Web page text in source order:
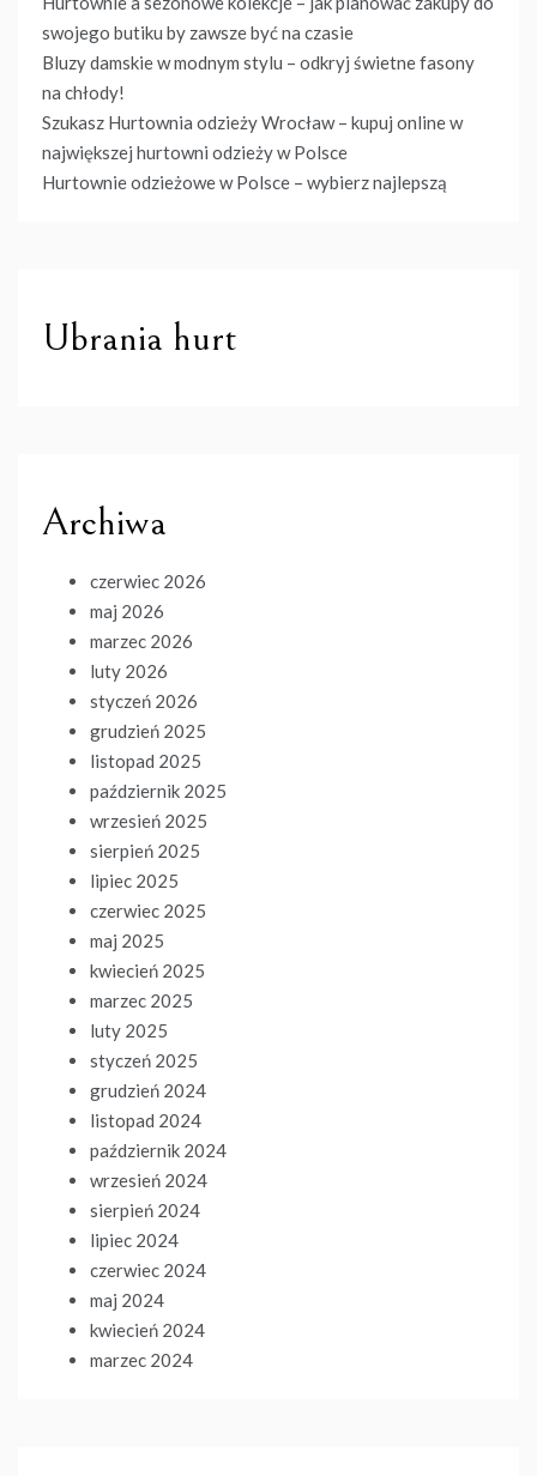
swojego butiku by zawsze być na czasie
Bluzy damskie w modnym stylu – odkryj świetne fasony
na chłody!
Szukasz Hurtownia odzieży Wrocław – kupuj online w
największej hurtowni odzieży w Polsce
Hurtownie odzieżowe w Polsce – wybierz najlepszą
Ubrania hurt
Archiwa
czerwiec 2026
maj 2026
marzec 2026
luty 2026
styczeń 2026
grudzień 2025
listopad 2025
październik 2025
wrzesień 2025
sierpień 2025
lipiec 2025
czerwiec 2025
maj 2025
kwiecień 2025
marzec 2025
luty 2025
styczeń 2025
grudzień 2024
listopad 2024
październik 2024
wrzesień 2024
sierpień 2024
lipiec 2024
czerwiec 2024
maj 2024
kwiecień 2024
marzec 2024